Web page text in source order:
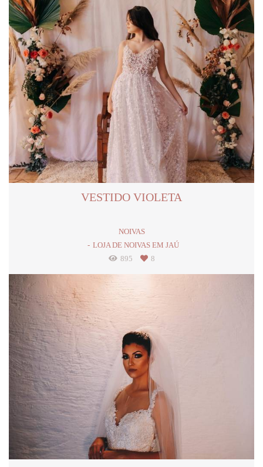
VESTIDO VIOLETA
NOIVAS
LOJA DE NOIVAS EM JAÚ
895
8